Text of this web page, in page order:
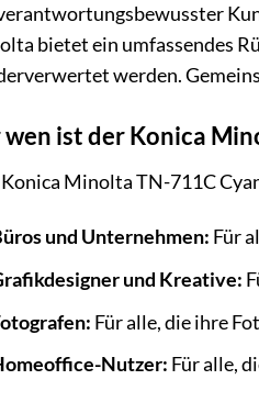
bietet ein umfassendes
werden.
wen ist der Konica
Minolta TN-711C
und Unternehmen: Für
und Kreative:
Für alle, die ihre
Nutzer: Für alle,